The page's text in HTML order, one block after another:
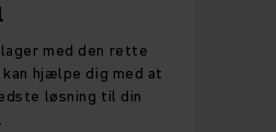
med den rette
hjælpe dig med at
løsning til din